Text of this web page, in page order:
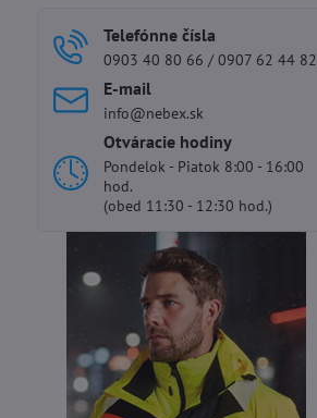
Telefónne čísla
0903 40 80 66 / 0907 62 44 82
E-mail
info@nebex.sk
Otváracie hodiny
Pondelok - Piatok 8:00 - 16:00
hod.
(obed 11:30 - 12:30 hod.)